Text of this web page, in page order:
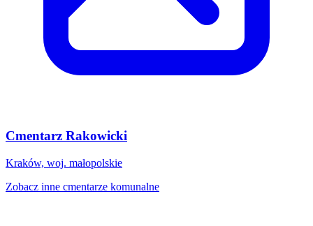
Cmentarz Rakowicki
Kraków, woj. małopolskie
Zobacz inne cmentarze komunalne